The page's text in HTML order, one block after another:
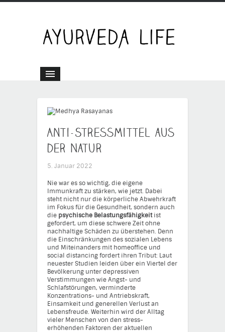
Anti-Stressmittel aus
der Natur
5. Januar 2022
Nie war es so wichtig, die eigene
Immunkraft zu stärken, wie jetzt. Dabei
steht nicht nur die körperliche Abwehrkraft
im Fokus für die Gesundheit, sondern auch
die psychische Belastungsfähigkeitist
gefordert, um diese schwere Zeit ohne
nachhaltige Schäden zu überstehen. Denn
die Einschränkungen des sozialen Lebens
und Miteinanders mit homeoffice und
social distancing fordert ihren Tribut: Laut
neuester Studien leiden über ein Viertel der
Bevölkerung unter depressiven
Verstimmungen wie Angst- und
Schlafstörungen, verminderte
Konzentrations- und Antriebskraft,
Einsamkeit und generellen Verlust an
Lebensfreude. Weiterhin wird der Alltag
vieler Menschen von den stress-
erhöhenden Faktoren der aktuellen